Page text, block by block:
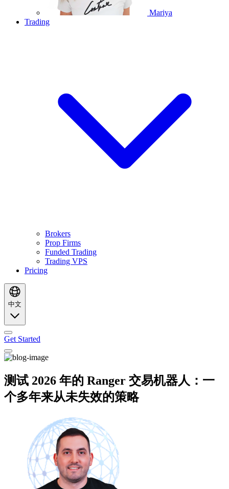
Mariya
Trading
Brokers
Prop Firms
Funded Trading
Trading VPS
Pricing
中文
Get Started
测试 2026 年的 Ranger 交易机器人：一
个多年来从未失效的策略